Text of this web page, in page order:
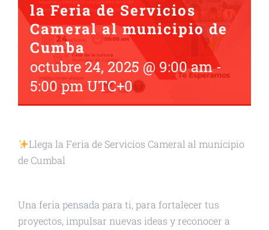
la Feria de Servicios
Cameral al municipio de
Cumba
octubre 24, 2025 @ 9:00 am-
5:00 pmUTC+0
Llega la Feria de Servicios Cameral al municipio
de Cumbal
Una feria pensada para ti, para fortalecer tus
proyectos, impulsar nuevas ideas y reconocer a